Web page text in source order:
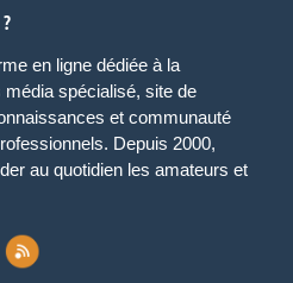
en ligne dédiée à la
média spécialisé, site de
et communauté
Depuis 2000,
au quotidien les amateurs et